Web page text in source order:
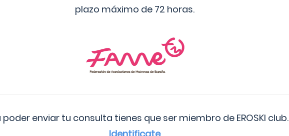
plazo máximo de 72 horas.
poder enviar tu consulta tienes que ser miembro de EROSKI club.